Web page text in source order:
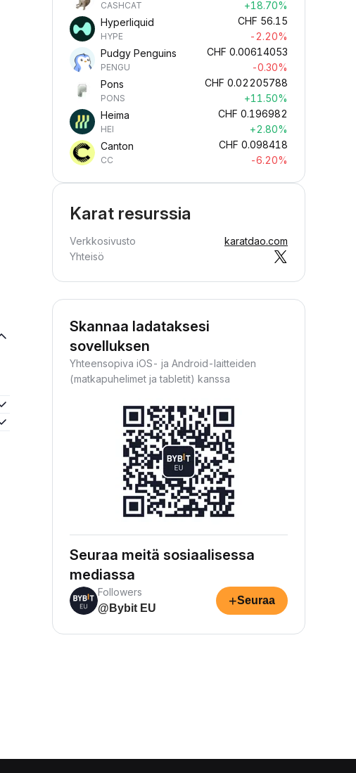
CASHCAT
+18.70%
Hyperliquid
HYPE
CHF 56.15
-2.20%
Pudgy Penguins
PENGU
CHF 0.00614053
-0.30%
Pons
PONS
CHF 0.02205788
+11.50%
Heima
HEI
CHF 0.196982
+2.80%
Canton
CC
CHF 0.098418
-6.20%
Karat resurssia
Verkkosivusto
karatdao.com
Yhteisö
Skannaa ladataksesi
sovelluksen
Yhteensopiva iOS- ja Android-laitteiden
(matkapuhelimet ja tabletit) kanssa
Seuraa meitä sosiaalisessa
mediassa
Followers
@Bybit EU
+Seuraa